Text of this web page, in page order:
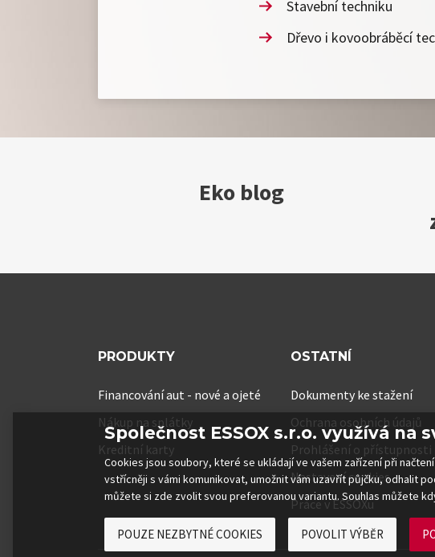
Stavební techniku
Dřevo i kovoobráběcí
Eko blog
PRODUKTY
Financování aut - nové a ojeté
Nákup na splátky
Kreditní karty
OSTATNÍ
Dokumenty ke stažení
Ochrana osobních údajů
Prohlášení o přístupnosti
Nastavení cookies
Práce v ESSOXu
Společnost ESSOX s.r.o. využívá
Cookies jsou soubory, které se ukládají ve vašem zařízení při
vstřícněji s vámi komunikovat, umožnit vám uzavřít půjčku, odhalit
můžete si zde zvolit svou preferovanou variantu. Souhlas můžete
POUZE NEZBYTNÉ COOKIES POVOLIT VÝBĚR